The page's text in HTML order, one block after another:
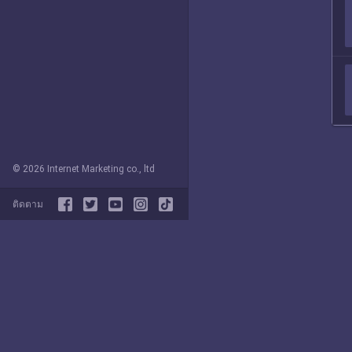
© 2026 Internet Marketing co., ltd
ติดตาม